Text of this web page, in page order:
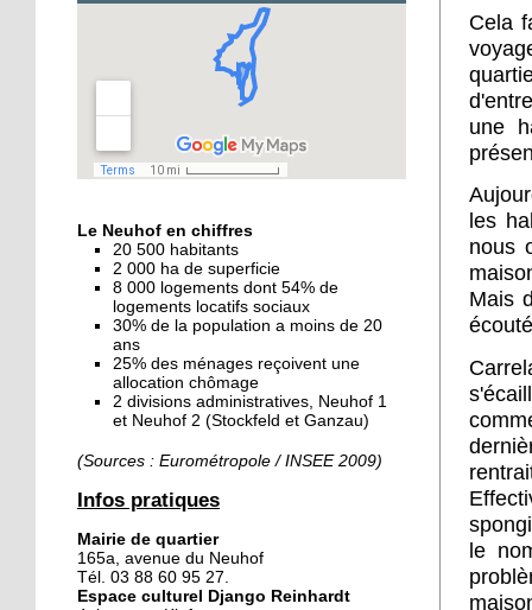
16 octobre 2018
«Chacun me propose un
autofinancement là, ce
qui vous vient !»
16 octobre 2018
ciel ouvert »
16 octobre 2018
Un vécu de poids
15 octobre 2018
Difracto : devenir un pro
avec Django
Le vrac s'invite au Neuhof
Le Neuhof en chiffres
20 500 habitants
2 000 ha de superficie
8 000 logements dont 54% de
logements locatifs sociaux
30% de la population a moins de 20
ans
25% des ménages reçoivent une
allocation chômage
2 divisions administratives, Neuhof 1
et Neuhof 2 (Stockfeld et Ganzau)
(Sources : Eurométropole / INSEE 2009)
Infos pratiques
Mairie de quartier
165a, avenue du Neuhof
Tél. 03 88 60 95 27.
Espace culturel Django Reinhardt
Cela
une
les
nous
Mais
le